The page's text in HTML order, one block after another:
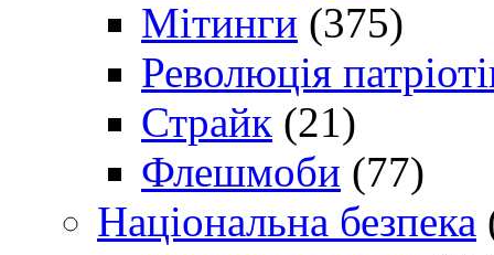
Мітинги (375)
Революція
Страйк (21)
Флешмоби (77)
Національна безпека